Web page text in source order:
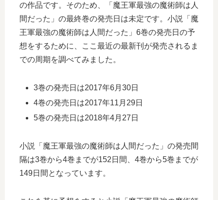
の作品です。そのため、「魔王軍最強の魔術師は人
間だった」の最終巻の発売日は未定です。小説「魔
王軍最強の魔術師は人間だった」6巻の発売日の予
想をするために、ここ最近の最新刊が発売されるま
での周期を調べてみました。
3巻の発売日は2017年6月30日
4巻の発売日は2017年11月29日
5巻の発売日は2018年4月27日
小説「魔王軍最強の魔術師は人間だった」の発売間
隔は3巻から4巻までが152日間、4巻から5巻までが
149日間となっています。